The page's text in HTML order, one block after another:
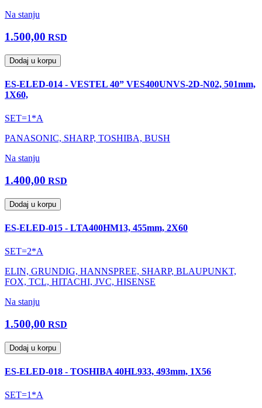
Na stanju
1.500,00 RSD
Dodaj u korpu
ES-ELED-014 - VESTEL 40” VES400UNVS-2D-N02, 501mm,
1X60,
SET=1*A
PANASONIC, SHARP, TOSHIBA, BUSH
Na stanju
1.400,00 RSD
Dodaj u korpu
ES-ELED-015 - LTA400HM13, 455mm, 2X60
SET=2*A
ELIN, GRUNDIG, HANNSPREE, SHARP, BLAUPUNKT,
FOX, TCL, HITACHI, JVC, HISENSE
Na stanju
1.500,00 RSD
Dodaj u korpu
ES-ELED-018 - TOSHIBA 40HL933, 493mm, 1X56
SET=1*A